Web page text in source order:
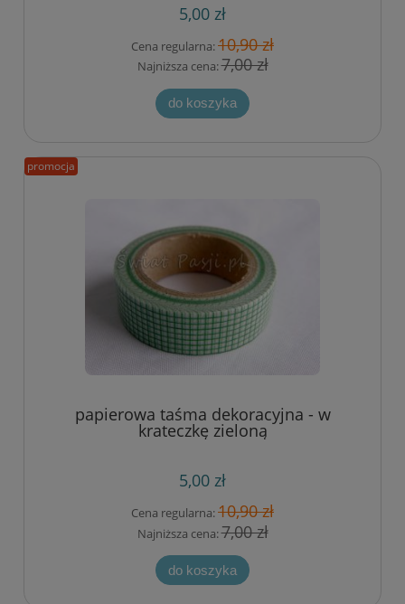
5,00 zł
Cena regularna:10,90 zł
Najniższa cena:7,00 zł
do koszyka
papierowa taśma dekoracyjna - w
krateczkę zieloną
5,00 zł
Cena regularna:10,90 zł
Najniższa cena:7,00 zł
do koszyka
promocja